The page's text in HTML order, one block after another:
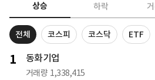
상승 하락
전체 코스피 코스닥 ETF
1 동화기업
거래량 1,338,415